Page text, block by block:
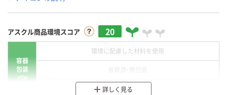
アスクル商品環境スコア 20
容器
包装
環境に配慮した材料を使用
分別・リサイクルしやすい設計
詳しく見る